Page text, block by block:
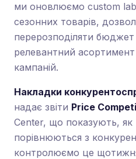
ми оновлюємо custom
сезонних товарів,
перерозподіляти бюджет
релевантний асортимент
кампаній.
Накладки
надає звіти Price
Center, що показують, як
порівнюються з
контролюємо це